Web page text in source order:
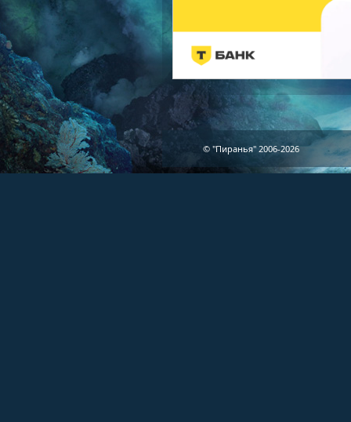
© "Пиранья" 2006-2026